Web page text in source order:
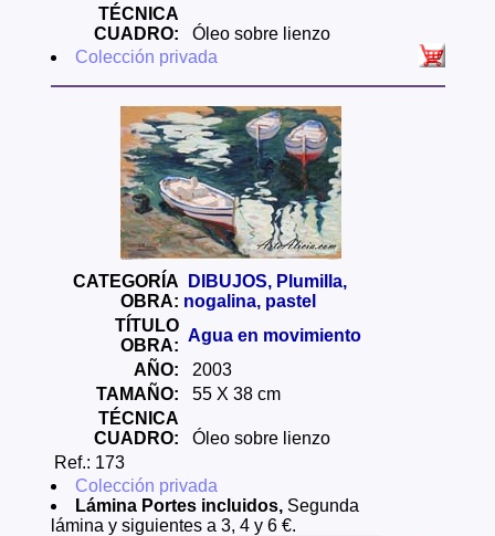
TÉCNICA
CUADRO:
Óleo sobre lienzo
Colección privada
CATEGORÍA
OBRA:
DIBUJOS, Plumilla,
nogalina, pastel
TÍTULO
OBRA:
Agua en movimiento
AÑO:
2003
TAMAÑO:
55 X 38 cm
TÉCNICA
CUADRO:
Óleo sobre lienzo
Ref.: 173
Colección privada
Lámina Portes incluidos, Segunda
lámina y siguientes a 3, 4 y 6 €.